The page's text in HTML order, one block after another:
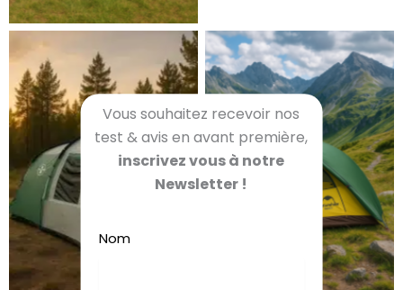
Vous souhaitez recevoir nos
test & avis en avant première,
inscrivez vous à notre
Newsletter !
Nom